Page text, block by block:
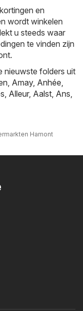
en
wordt winkelen
u steeds waar
te vinden zijn
nieuwste folders uit
, Amay, Anhée,
, Alleur, Aalst, Ans,
Hamont